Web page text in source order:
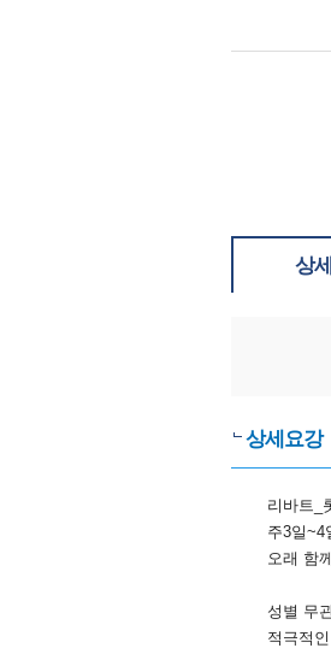
상
상세요강
리바트_
주3일
오래 함
성별 무
적극적